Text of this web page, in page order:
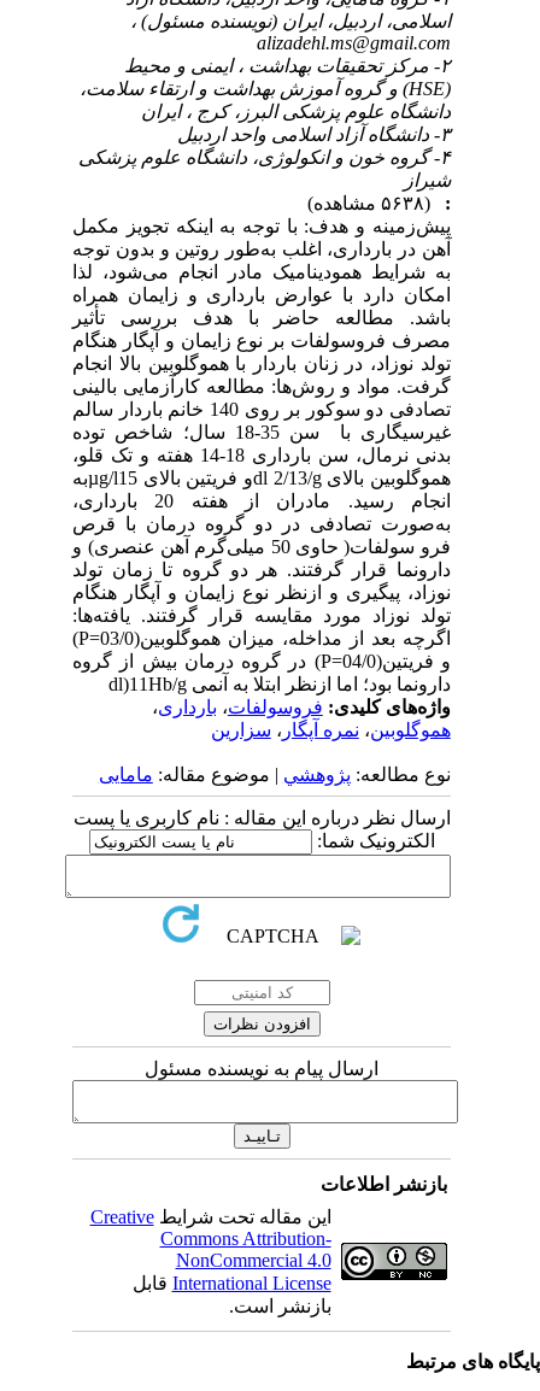
اسلامی، اردبیل، ایران (نویسنده مسئول) ،
alizadehl.ms@gmail.com
۲- مرکز تحقیقات بهداشت ، ایمنی و محیط
(HSE) و گروه آموزش بهداشت و ارتقاء سلامت،
دانشگاه علوم پزشکی البرز، کرج ، ایران
۴- گروه خون و انکولوژی، دانشگاه علوم پزشکی
شیراز
پیش‌زمینه و هدف: با توجه به اینکه تجویز مکمل
آهن در بارداری، اغلب به‌طور روتین و بدون توجه
به شرایط همودینامیک مادر انجام می‌شود، لذا
امکان دارد با عوارض بارداری و زایمان همراه
باشد. مطالعه حاضر با هدف بررسی تأثیر
مصرف فروسولفات بر نوع زایمان و آپگار هنگام
تولد نوزاد، در زنان باردار با هموگلوبین بالا انجام
گرفت. مواد و روش‌ها: مطالعه کارآزمایی بالینی
تصادفی دو سوکور بر روی 140 خانم باردار سالم
غیرسیگاری با سن 35-18 سال؛ شاخص توده
بدنی نرمال، سن بارداری 18-14 هفته و تک قلو،
هموگلوبین بالای g‏/dl 2/13و فریتین بالای µg/l15به
انجام رسید. مادران از هفته 20 بارداری،
به‌صورت تصادفی در دو گروه درمان با قرص
فرو سولفات( حاوی 50 میلی‌گرم آهن عنصری) و
دارونما قرار گرفتند. هر دو گروه تا زمان تولد
نوزاد، پیگیری و ازنظر نوع زایمان و آپگار هنگام
تولد نوزاد مورد مقایسه قرار گرفتند. یافته‌ها:
اگرچه بعد از مداخله، میزان هموگلوبین(03/0=P)
و فریتین(04/0=P) در گروه درمان بیش از گروه
دارونما بود؛ اما ازنظر ابتلا به آنمی g‏/dl)11Hb
واژه‌های کلیدی:فروسولفات،بارداری،
هموگلوبین،نمره آپگار، سزارین
نوع مطالعه:پژوهشي| موضوع مقاله:مامایی
ارسال نظر درباره این مقاله : نام کاربری یا پست
الکترونیک شما:
ارسال پیام به نویسنده مسئول
بازنشر اطلاعات
این مقاله تحت شرایطCreative
Commons Attribution-
NonCommercial 4.0
International Licenseقابل
بازنشر است.
های مرتبط